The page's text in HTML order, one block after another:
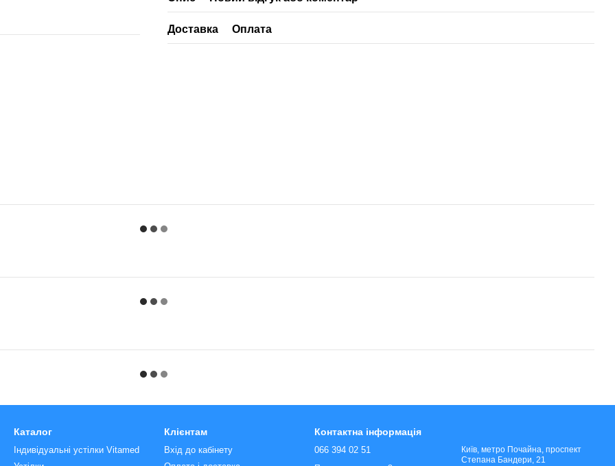
Доставка Оплата
Каталог
Індивідуальні устілки Vitamed
Клієнтам
Вхід до кабінету
Контактна інформація
066 394 02 51
Київ, метро Почайна, проспект
Степана Бандери, 21